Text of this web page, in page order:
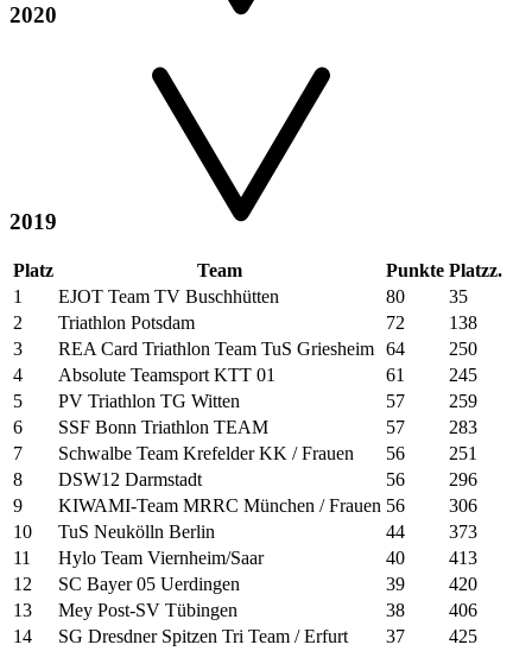
2020
2019
Platz Team Punkte Platzz.
1
EJOT Team TV Buschhütten 80
35
2
Triathlon Potsdam 72
138
3
REA Card Triathlon Team TuS Griesheim 64
250
4
Absolute Teamsport KTT 01 61
245
5
PV Triathlon TG Witten 57
259
6
SSF Bonn Triathlon TEAM 57
283
7
Schwalbe Team Krefelder KK / Frauen 56
251
8
DSW12 Darmstadt 56
296
9
KIWAMI-Team MRRC München / Frauen 56
306
10
TuS Neukölln Berlin 44
373
11
Hylo Team Viernheim/Saar 40
413
12
SC Bayer 05 Uerdingen 39
420
13
Mey Post-SV Tübingen 38
406
14
SG Dresdner Spitzen Tri Team / Erfurt 37
425